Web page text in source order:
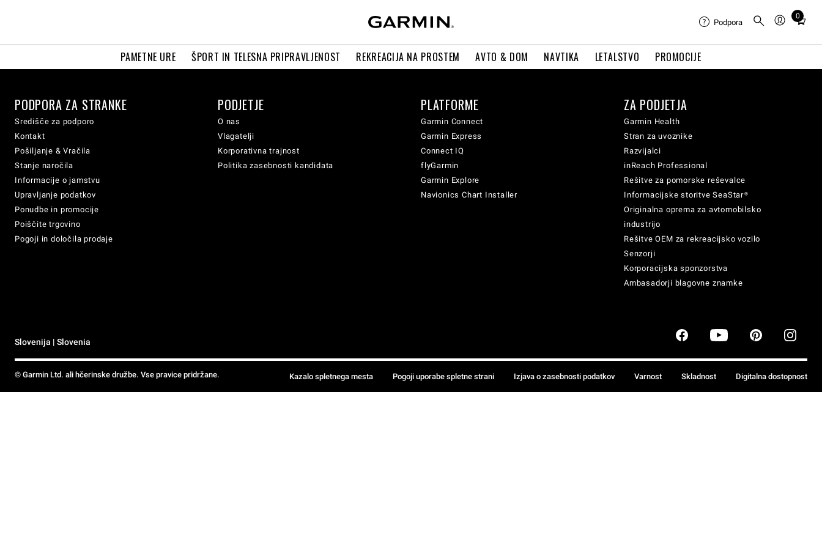
PAMETNE URE ŠPORT IN TELESNA PRIPRAVLJENOST REKREACIJA NA PROSTEM AVTO & DOM NAVTIKA LETALSTVO PROMOCIJE
Podpora
0
Total
cart:
PODPORA ZA STRANKE
Središče za podporo
Kontakt
Pošiljanje & Vračila
Stanje naročila
Informacije o jamstvu
Upravljanje podatkov
Ponudbe in promocije
Poiščite trgovino
Pogoji in določila prodaje
PODJETJE
O nas
Vlagatelji
Korporativna trajnost
Politika zasebnosti kandidata
PLATFORME
Garmin Connect
Garmin Express
Connect IQ
flyGarmin
Garmin Explore
Navionics Chart Installer
ZA PODJETJA
Garmin Health
Stran za uvoznike
Razvijalci
inReach Professional
Rešitve za pomorske reševalce
Informacijske storitve SeaStar®
Originalna oprema za avtomobilsko
industrijo
Rešitve OEM za rekreacijsko vozilo
Senzorji
Korporacijska sponzorstva
Ambasadorji blagovne znamke
Slovenija | Slovenia
© Garmin Ltd. ali hčerinske družbe. Vse pravice pridržane. Kazalo spletnega mesta Pogoji uporabe spletne strani Izjava o zasebnosti podatkov Varnost Skladnost Digitalna dostopnost